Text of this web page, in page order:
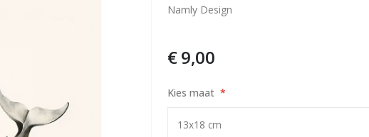
25,00 €
Namly Design
€ 9,00
Kies maat